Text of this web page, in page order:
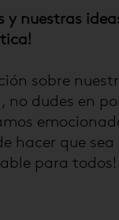
y nuestras
sobre
dudes en
hacer que
para todos!